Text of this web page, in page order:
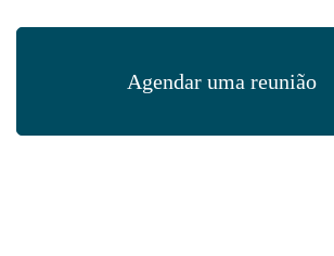
Agendar uma reunião